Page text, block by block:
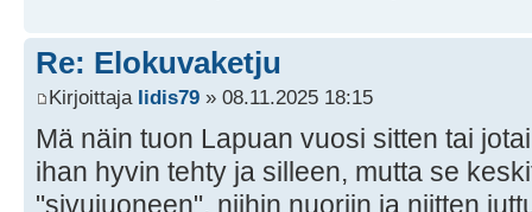
Re: Elokuvaketju
Kirjoittaja Iidis79 » 08.11.2025 18:15
Mä näin tuon Lapuan vuosi sitten tai
ihan hyvin tehty ja silleen, mutta se
"sivujuoneen", niihin nuoriin ja niitten